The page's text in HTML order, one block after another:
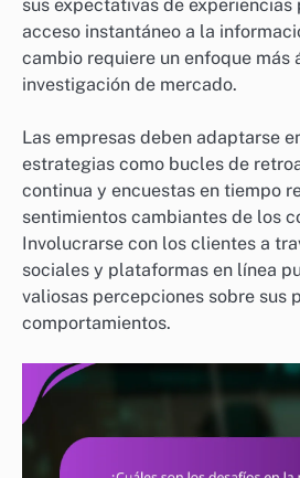
sus expectativas de experiencias
acceso instantáneo a la
cambio requiere un enfoque más
investigación de mercado.
Las empresas deben adaptarse
estrategias como bucles de
continua y encuestas en tiempo
sentimientos cambiantes de los
Involucrarse con los clientes a
sociales y plataformas en línea
valiosas percepciones sobre sus
comportamientos.